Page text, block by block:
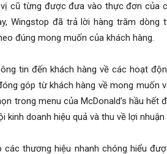
cũ từng được đưa vào thực đơn của
Wingstop đã trả lời hàng trăm dòng
đúng mong muốn của khách hàng.
tin đến khách hàng về các hoạt
góp từ khách hàng về mong muốn
trong menu của McDonald’s hầu hết
doanh hiệu quả và thu về lợi nhuận
thương hiệu nhanh chóng hiểu